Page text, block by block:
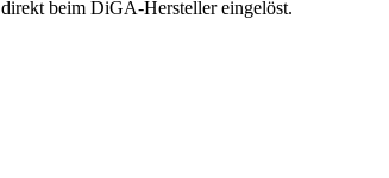
beim DiGA-Hersteller eingelöst.